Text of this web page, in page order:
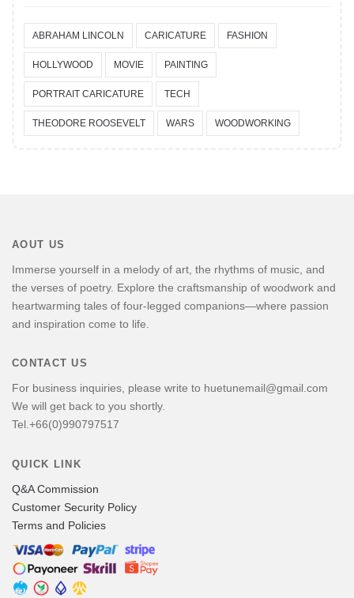
ABRAHAM LINCOLN CARICATURE FASHION
HOLLYWOOD MOVIE PAINTING
PORTRAIT CARICATURE TECH
THEODORE ROOSEVELT WARS WOODWORKING
AOUT US
Immerse yourself in a melody of art, the rhythms of music, and
the verses of poetry. Explore the craftsmanship of woodwork and
heartwarming tales of four-legged companions—where passion
and inspiration come to life.
CONTACT US
For business inquiries, please write to huetunemail@gmail.com
We will get back to you shortly.
Tel.+66(0)990797517
QUICK LINK
Q&A Commission
Customer Security Policy
Terms and Policies